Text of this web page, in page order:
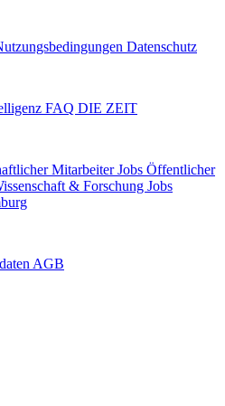
Datenschutz
FAQ DIE ZEIT
MitarbeiterJobs Öffentlicher
& Forschung Jobs
AGB